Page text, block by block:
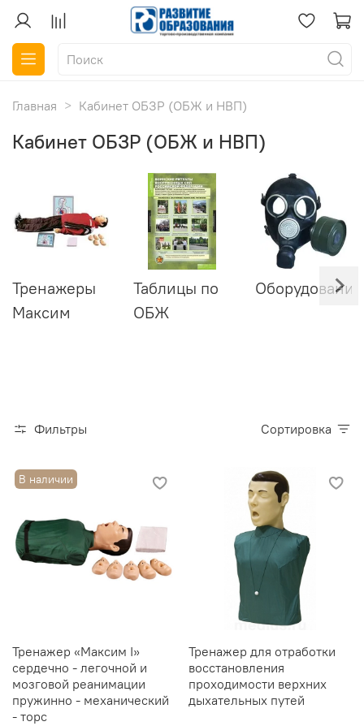
Главная Кабинет ОБЗР (ОБЖ и НВП)
Кабинет ОБЗР (ОБЖ и НВП)
Тренажеры
Максим
Таблицы по
ОБЖ
Оборудование
Фильтры Сортировка
В наличии
Тренажер «Максим I»
сердечно - легочной и
мозговой реанимации
пружинно - механический
- торс
Тренажер для отработки
восстановления
проходимости верхних
дыхательных путей